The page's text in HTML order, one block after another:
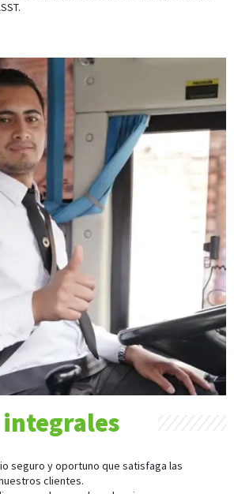
integrales
seguro y oportuno que satisfaga las
clientes.